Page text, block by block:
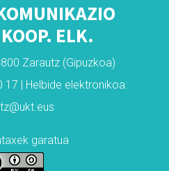
ELK.
Zarautz (Gipuzkoa)
17 | Helbide elektronikoa:
garatua